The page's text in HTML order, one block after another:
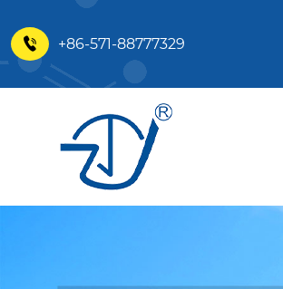
 +86-571-88777329